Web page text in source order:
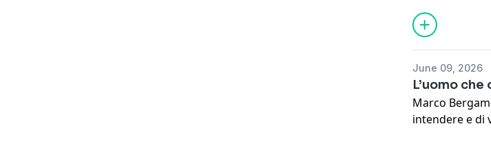
delitto
dal serial
Cipolletti e
Learn more
June 09, 2026
L’uomo
Marco
intendere e di
di cui è